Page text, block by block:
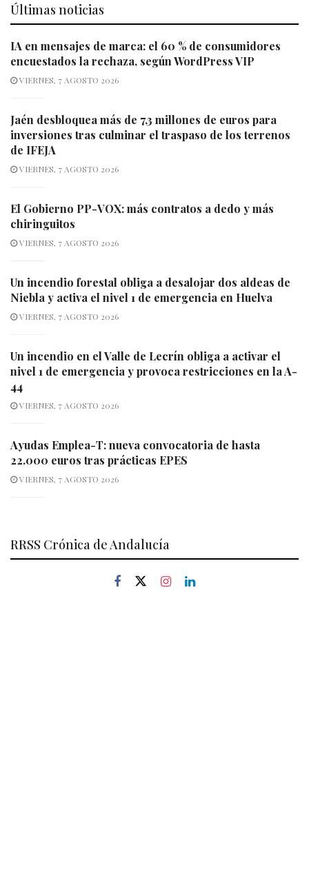
Últimas noticias
IA en mensajes de marca: el 60 % de consumidores
encuestados la rechaza, según WordPress VIP
VIERNES, 7 AGOSTO 2026
Jaén desbloquea más de 7,3 millones de euros para
inversiones tras culminar el traspaso de los terrenos
de IFEJA
VIERNES, 7 AGOSTO 2026
El Gobierno PP-VOX: más contratos a dedo y más
chiringuitos
VIERNES, 7 AGOSTO 2026
Un incendio forestal obliga a desalojar dos aldeas de
Niebla y activa el nivel 1 de emergencia en Huelva
VIERNES, 7 AGOSTO 2026
Un incendio en el Valle de Lecrín obliga a activar el
nivel 1 de emergencia y provoca restricciones en la A-
44
VIERNES, 7 AGOSTO 2026
Ayudas Emplea-T: nueva convocatoria de hasta
22.000 euros tras prácticas EPES
VIERNES, 7 AGOSTO 2026
RRSS Crónica de Andalucía